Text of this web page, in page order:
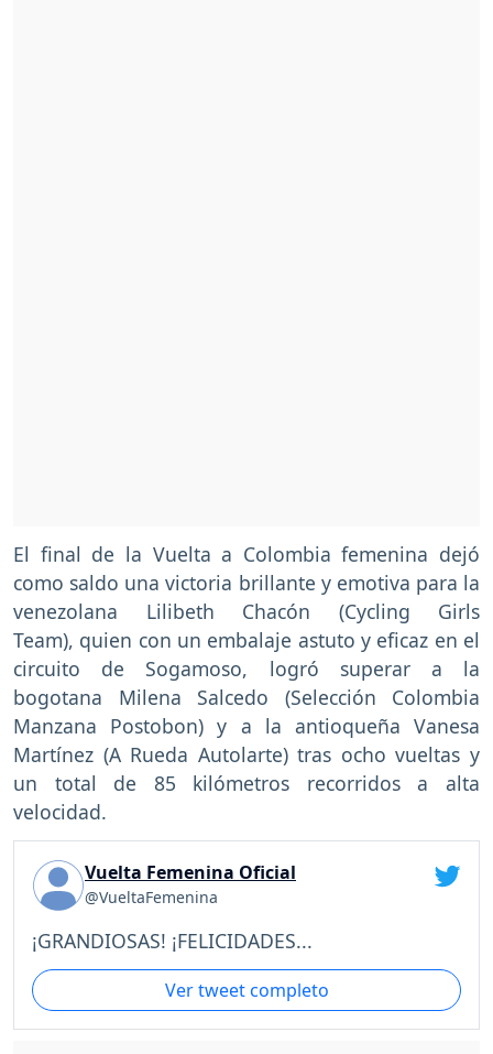
El final de la Vuelta a Colombia femenina dejó
como saldo una victoria brillante y emotiva para la
venezolana Lilibeth Chacón (Cycling Girls
Team), quien con un embalaje astuto y eficaz en el
circuito de Sogamoso, logró superar a la
bogotana Milena Salcedo (Selección Colombia
Manzana Postobon) y a la antioqueña Vanesa
Martínez (A Rueda Autolarte) tras ocho vueltas y
un total de 85 kilómetros recorridos a alta
velocidad.
Vuelta Femenina Oficial
@VueltaFemenina
¡GRANDIOSAS! ¡FELICIDADES...
Ver tweet completo